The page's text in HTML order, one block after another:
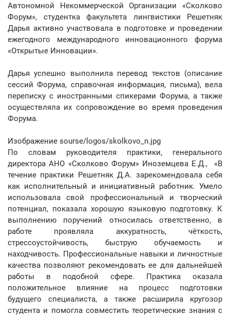
Автономной Некоммерческой Организации «Сколково
Форум», студентка факультета лингвистики Решетняк
Дарья активно участвовала в подготовке и проведении
ежегодного международного инновационного форума
«Открытые Инновации».
Дарья успешно выполнила перевод текстов (описание
сессий Форума, справочная информация, письма), вела
переписку с иностранными спикерами Форума, а также
осуществляла их сопровождение во время проведения
Форума.
Изображение sourse/logos/skolkovo_n.jpg
По словам руководителя практики, генерального
директора АНО «Сколково Форум» Иноземцева Е.Д., «В
течение практики Решетняк Д.А. зарекомендовала себя
как исполнительный и инициативный работник. Умело
использовала свой профессиональный и творческий
потенциал, показала хорошую языковую подготовку. К
выполнению поручений относилась ответственно, в
работе проявляла аккуратность, чёткость,
стрессоустойчивость, быструю обучаемость и
находчивость. Профессиональные навыки и личностные
качества позволяют рекомендовать ее для дальнейшей
работы в подобной сфере. Практика оказала
положительное влияние на процесс подготовки
будущего специалиста, а также расширила кругозор
студента и помогла совместить теоретические знания с